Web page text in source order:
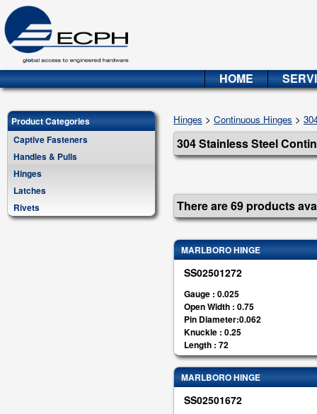
HOME
Product Categories
Captive Fasteners
Handles & Pulls
Hinges
Latches
Rivets
Hinges > Continuous Hinges >
304 Stainless Steel
There are 69 products
MARLBORO HINGE
SS02501272
Gauge : 0.025
Open Width : 0.75
Pin Diameter:0.062
Knuckle : 0.25
Length : 72
MARLBORO HINGE
SS02501672